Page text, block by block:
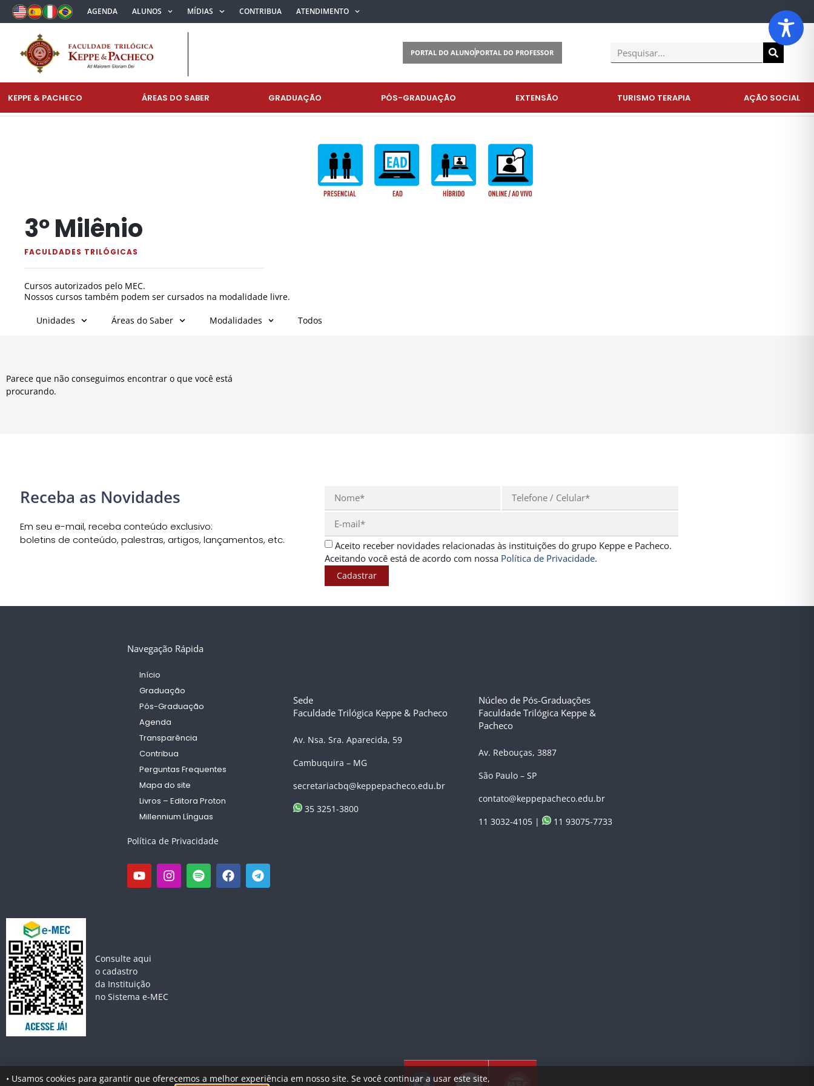
AGENDA ALUNOS MÍDIAS CONTRIBUA ATENDIMENTO
PORTAL DO ALUNO PORTAL DO PROFESSOR
KEPPE & PACHECO ÁREAS DO SABER GRADUAÇÃO PÓS-GRADUAÇÃO EXTENSÃO TURISMO TERAPIA AÇÃO SOCIAL
3º Milênio
FACULDADES TRILÓGICAS
Cursos autorizados pelo MEC.
Nossos cursos também podem ser cursados na modalidade livre.
Unidades Áreas do Saber Modalidades Todos
Parece que não conseguimos encontrar o que você está
procurando.
Receba as Novidades
Em seu e-mail, receba conteúdo exclusivo:
boletins de conteúdo, palestras, artigos, lançamentos, etc.
Aceito receber novidades relacionadas às instituições do grupo Keppe e Pacheco.
Aceitando você está de acordo com nossa Política de Privacidade.
Cadastrar
Navegação Rápida
Início
Graduação
Pós-Graduação
Agenda
Transparência
Contribua
Perguntas Frequentes
Mapa do site
Livros – Editora Proton
Millennium Línguas
Política de Privacidade
Sede
Faculdade Trilógica Keppe & Pacheco
Av. Nsa. Sra. Aparecida, 59
Cambuquira – MG
secretariacbq@keppepacheco.edu.br
35 3251-3800
Núcleo de Pós-Graduações
Faculdade Trilógica Keppe &
Pacheco
Av. Rebouças, 3887
São Paulo – SP
contato@keppepacheco.edu.br
11 3032-4105 |
11 93075-7733
Consulte aqui
o cadastro
da Instituição
no Sistema e-MEC
• Usamos cookies para garantir que oferecemos a melhor experiência em nosso site. Se você continuar a usar este site,